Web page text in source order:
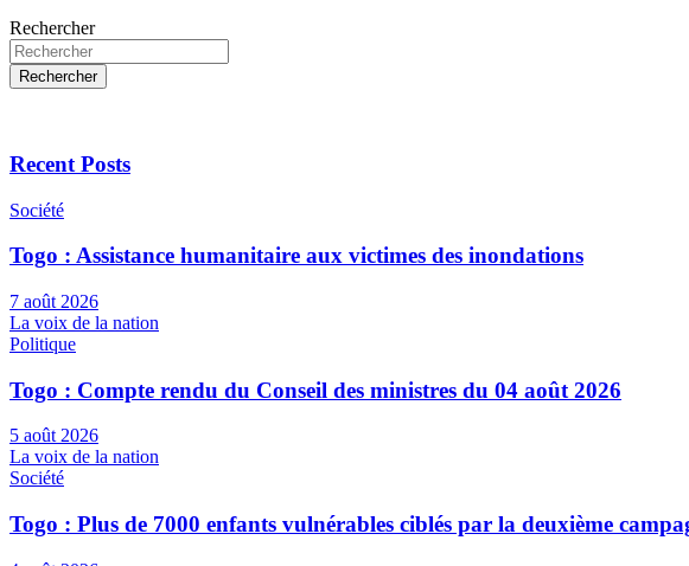
Rechercher
Rechercher
Recent Posts
Société
Togo : Assistance humanitaire aux victimes des inondations
7 août 2026
La voix de la nation
Politique
Togo : Compte rendu du Conseil des ministres du 04 août 2026
5 août 2026
La voix de la nation
Société
Togo : Plus de 7000 enfants vulnérables ciblés par la deuxième